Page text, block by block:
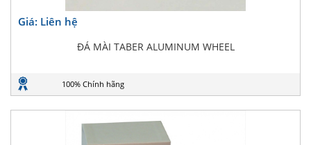
Giá: Liên hệ
ĐÁ MÀI TABER ALUMINUM WHEEL
100% Chính hãng